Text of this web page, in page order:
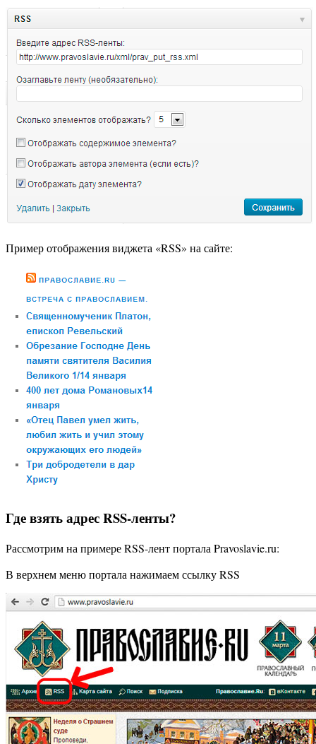
Пример отображения виджета «RSS» на сайте:
Где взять адрес RSS-ленты?
Рассмотрим на примере RSS-лент портала Pravoslavie.ru:
В верхнем меню портала нажимаем ссылку RSS